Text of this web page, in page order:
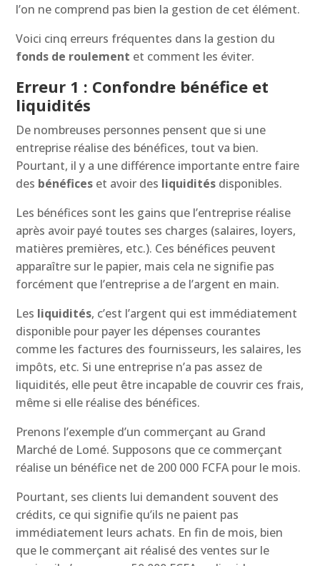
l’on ne comprend pas bien la gestion de cet élément.
Voici cinq erreurs fréquentes dans la gestion du
fonds de roulement et comment les éviter.
Erreur 1 : Confondre bénéfice et
liquidités
De nombreuses personnes pensent que si une
entreprise réalise des bénéfices, tout va bien.
Pourtant, il y a une différence importante entre faire
des bénéfices et avoir des liquidités disponibles.
Les bénéfices sont les gains que l’entreprise réalise
après avoir payé toutes ses charges (salaires, loyers,
matières premières, etc.). Ces bénéfices peuvent
apparaître sur le papier, mais cela ne signifie pas
forcément que l’entreprise a de l’argent en main.
Les liquidités, c’est l’argent qui est immédiatement
disponible pour payer les dépenses courantes
comme les factures des fournisseurs, les salaires, les
impôts, etc. Si une entreprise n’a pas assez de
liquidités, elle peut être incapable de couvrir ces frais,
même si elle réalise des bénéfices.
Prenons l’exemple d’un commerçant au Grand
Marché de Lomé. Supposons que ce commerçant
réalise un bénéfice net de 200 000 FCFA pour le mois.
Pourtant, ses clients lui demandent souvent des
crédits, ce qui signifie qu’ils ne paient pas
immédiatement leurs achats. En fin de mois, bien
que le commerçant ait réalisé des ventes sur le